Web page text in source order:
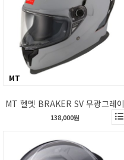
MT
MT 헬멧 BRAKER SV 무광그레이
138,000원